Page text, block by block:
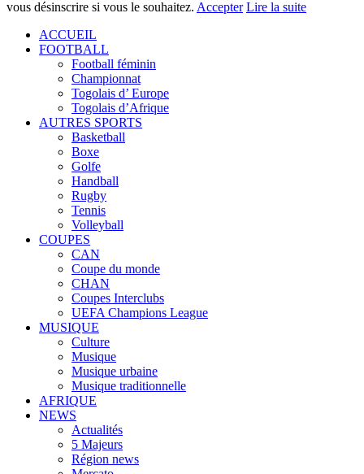
vous désinscrire si vous le souhaitez. Accepter Lire la suite
ACCUEIL
FOOTBALL
Football féminin
Championnat
Togolais d’ Europe
Togolais d’Afrique
AUTRES SPORTS
Basketball
Boxe
Golfe
Handball
Rugby
Tennis
Volleyball
COUPES
CAN
Coupe du monde
CHAN
Coupes Interclubs
UEFA Champions League
MUSIQUE
Culture
Musique
Musique urbaine
Musique traditionnelle
AFRIQUE
NEWS
Actualités
5 Majeurs
Région news